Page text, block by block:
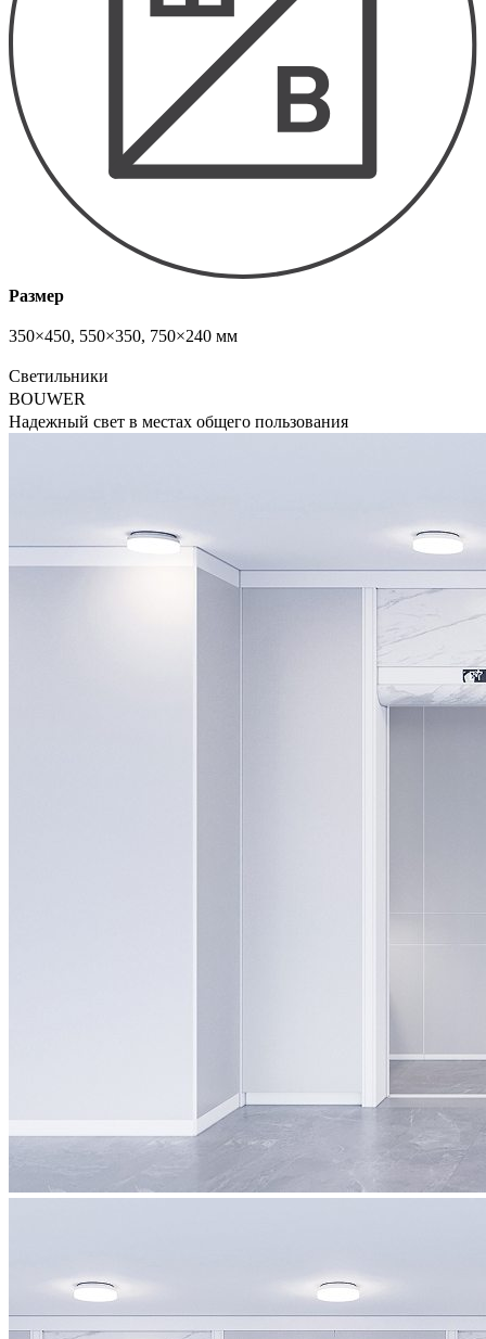
Размер
350×450, 550×350, 750×240 мм
Светильники
BOUWER
Надежный свет в местах общего пользования